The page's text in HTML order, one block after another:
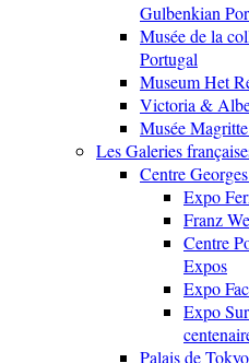
Gulbenkian
Musée de la
Portugal
Museum Het
Victoria &
Musée
Les Galeries
Centre
Expo
Franz
Centre
Expos
Expo
Expo
Palais de Tokyo